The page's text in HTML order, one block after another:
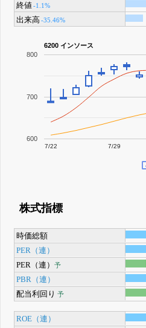
終値-1.1%
出来高-35.46%
6200 インソース
7/22 7/29
600
700
800
株式指標
時価総額
PER（連）
PER（連）予
PBR（連）
配当利回り 予
ROE（連）